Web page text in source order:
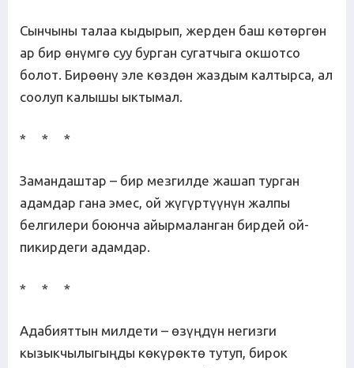
Сынчыны талаа кыдырып, жерден баш көтөргөн
ар бир өнүмгө суу бурган сугатчыга окшотсо
болот. Бирөөнү эле көздөн жаздым калтырса, ал
соолуп калышы ыктымал.
* * *
Замандаштар – бир мезгилде жашап турган
адамдар гана эмес, ой жүгүртүүнүн жалпы
белгилери боюнча айырмаланган бирдей ой-
пикирдеги адамдар.
* * *
Адабияттын милдети – өзүңдүн негизги
кызыкчылыгыңды көкүрөктө тутуп, бирок